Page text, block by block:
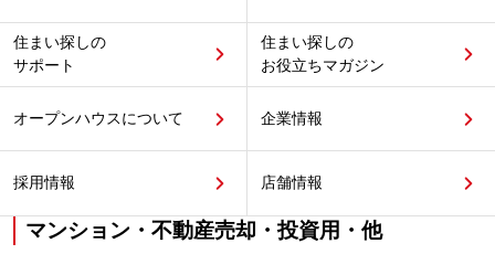
住まい探しの
サポート
住まい探しの
お役立ちマガジン
オープンハウスについて 企業情報
採用情報 店舗情報
マンション・不動産売却・投資用・他